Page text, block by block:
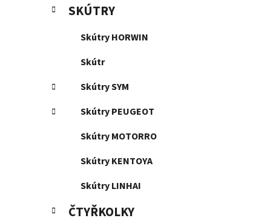
SKÚTRY
Skútry HORWIN
Skútr
Skútry SYM
Skútry PEUGEOT
Skútry MOTORRO
Skútry KENTOYA
Skútry LINHAI
ČTYŘKOLKY